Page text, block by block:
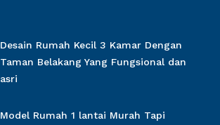
Desain Rumah Kecil 3 Kamar Dengan
Taman Belakang Yang Fungsional dan
asri
Model Rumah 1 lantai Murah Tapi